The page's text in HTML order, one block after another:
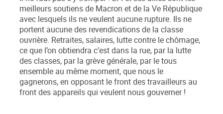
meilleurs soutiens de Macron et de la Ve République
avec lesquels ils ne veulent aucune rupture. Ils ne
portent aucune des revendications de la classe
ouvrière. Retraites, salaires, lutte contre le chômage,
ce que l’on obtiendra c’estdans la rue, par la lutte
des classes, par la grève générale, par letous
ensemble au même moment, que nous le
gagnerons,en opposant le front des travailleurs au
front des appareils qui veulent nous gouverner!